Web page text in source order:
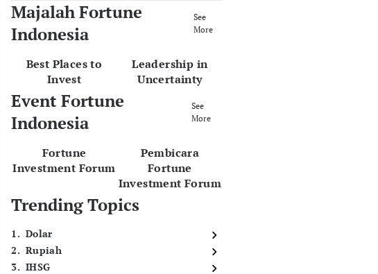
Majalah Fortune
Indonesia
See
More
Best Places to
Invest
Leadership in
Uncertainty
Event Fortune
Indonesia
See
More
Fortune
Investment Forum
Pembicara
Fortune
Investment Forum
Trending Topics
1. Dolar
2. Rupiah
3. IHSG